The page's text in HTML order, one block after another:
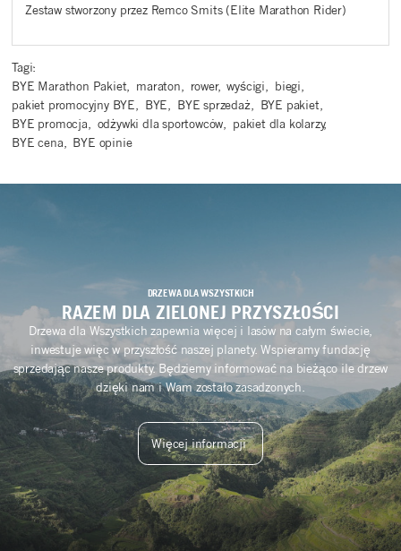
Zestaw stworzony przez Remco Smits (Elite Marathon Rider)
Tagi:
BYE Marathon Pakiet, maraton, rower, wyścigi, biegi,
pakiet promocyjny BYE, BYE, BYE sprzedaż, BYE pakiet,
BYE promocja, odżywki dla sportowców, pakiet dla kolarzy,
BYE cena, BYE opinie
DRZEWA DLA WSZYSTKICH
RAZEM DLA ZIELONEJ PRZYSZŁOŚCI
Drzewa dla Wszystkich zapewnia więcej i lasów na całym świecie,
inwestuje więc w przyszłość naszej planety. Wspieramy fundację
sprzedając nasze produkty. Będziemy informować na bieżąco ile drzew
dzięki nam i Wam zostało zasadzonych.
Więcej informacji